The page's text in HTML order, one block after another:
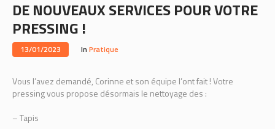
DE NOUVEAUX SERVICES POUR VOTRE
PRESSING !
13/01/2023 In Pratique
Vous l’avez demandé, Corinne et son équipe l’ont fait ! Votre
pressing vous propose désormais le nettoyage des :
– Tapis